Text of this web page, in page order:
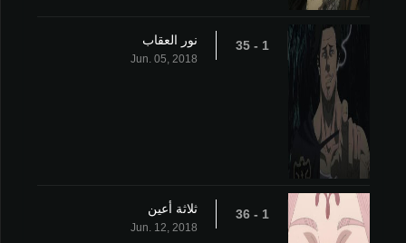
1 - 35 نور العقاب
Jun. 05, 2018
1 - 36 ثلاثة أعين
Jun. 12, 2018